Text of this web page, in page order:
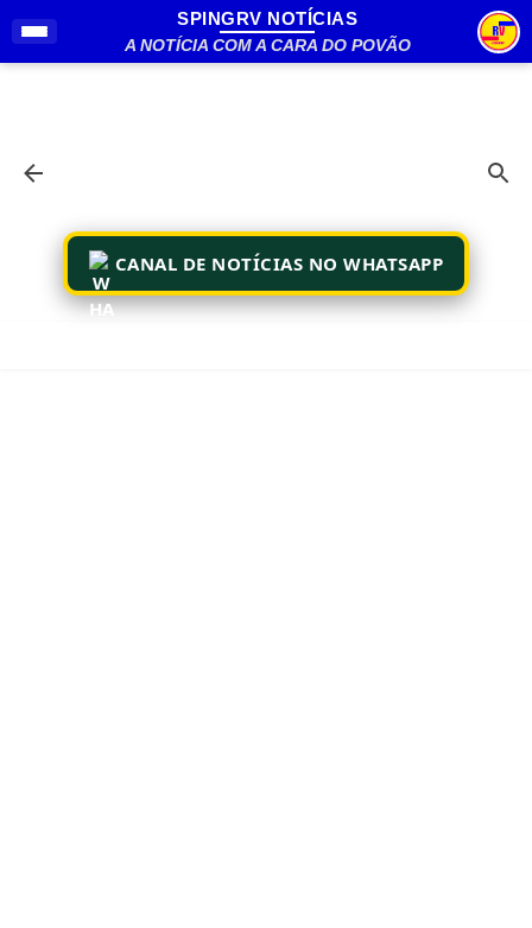
Pular para o conteúdo principal
SPINGRV NOTÍCIAS
A NOTÍCIA COM A CARA DO POVÃO
CANAL DE NOTÍCIAS NO WHATSAPP